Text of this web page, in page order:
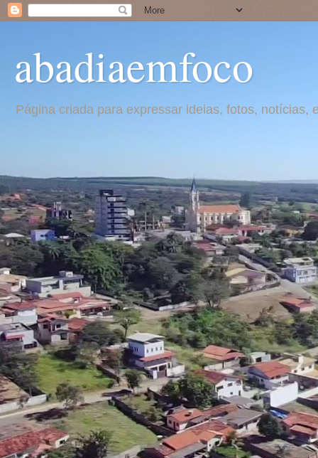
abadiaemfoco
Página criada para expressar ideias, fotos,